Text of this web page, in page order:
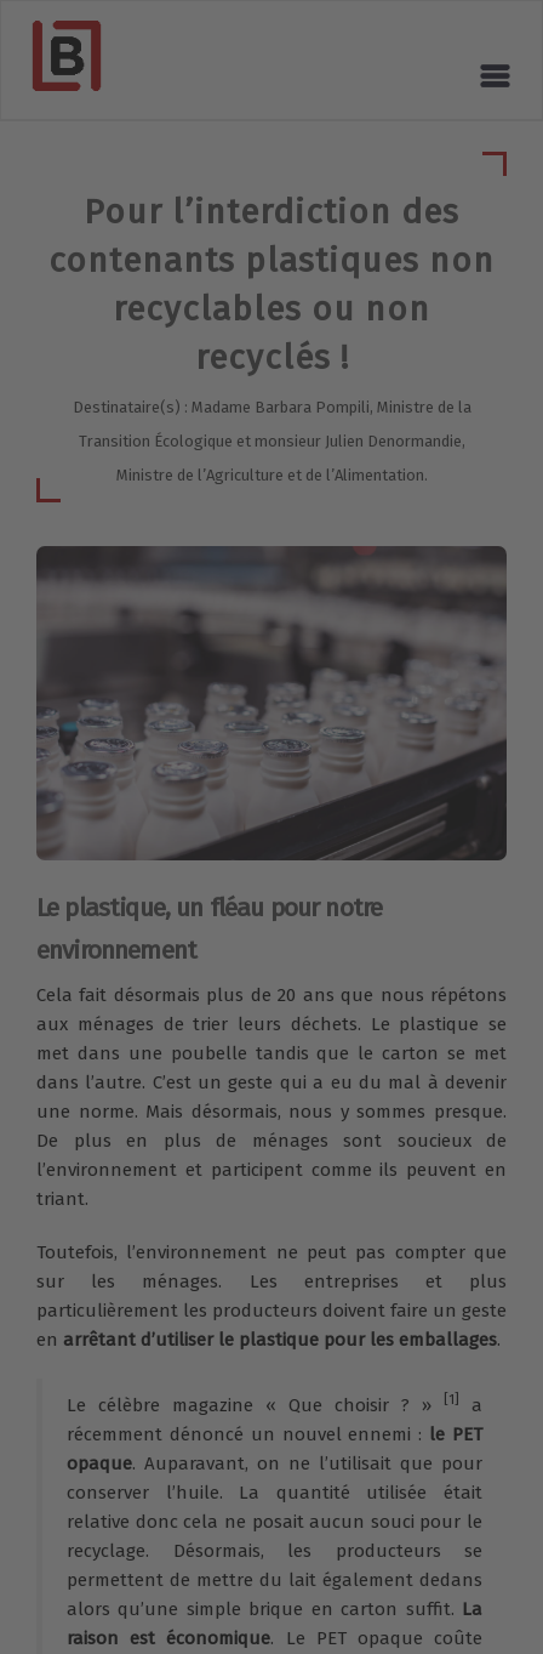
Pour l’interdiction des
contenants plastiques non
recyclables ou non
recyclés !
Destinataire(s) : Madame Barbara Pompili, Ministre de la
Transition Écologique et monsieur Julien Denormandie,
Ministre de l’Agriculture et de l’Alimentation.
Le plastique, un fléau pour notre
environnement
Cela fait désormais plus de 20 ans que nous répétons
aux ménages de trier leurs déchets. Le plastique se
met dans une poubelle tandis que le carton se met
dans l’autre. C’est un geste qui a eu du mal à devenir
une norme. Mais désormais, nous y sommes presque.
De plus en plus de ménages sont soucieux de
l’environnement et participent comme ils peuvent en
triant.
Toutefois, l’environnement ne peut pas compter que
sur les ménages. Les entreprises et plus
particulièrement les producteurs doivent faire un geste
en arrêtant d’utiliser le plastique pour les emballages.
Le célèbre magazine « Que choisir ? » [1]
a
récemment dénoncé un nouvel ennemi : le PET
opaque. Auparavant, on ne l’utilisait que pour
conserver l’huile. La quantité utilisée était
relative donc cela ne posait aucun souci pour le
recyclage. Désormais, les producteurs se
permettent de mettre du lait également dedans
alors qu’une simple brique en carton suffit. La
raison est économique. Le PET opaque coûte